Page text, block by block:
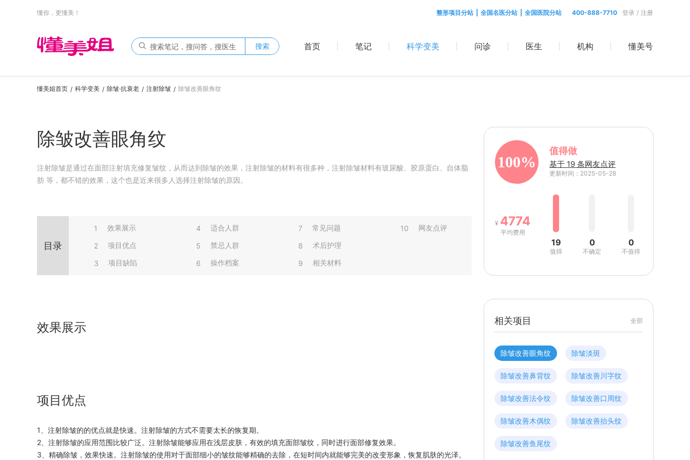
懂你，更懂美！ 整形项目分站 全国名医分站 全国医院分站 400-888-7710 登录 / 注册
搜索 首页 笔记 科学变美 问诊 医生 机构 懂美号
懂美姐首页 / 科学变美 / 除皱·抗衰老 / 注射除皱 / 除皱改善眼角纹
除皱改善眼角纹
注射除皱是通过在面部注射填充修复皱纹，从而达到除皱的效果，注射除皱的材料有很多种，注射除皱材料有玻尿酸、胶原蛋白、自体脂
肪 等，都不错的效果，这个也是近来很多人选择注射除皱的原因。
目录
1 效果展示
2 项目优点
3 项目缺陷
4 适合人群
5 禁忌人群
6 操作档案
7 常见问题
8 术后护理
9 相关材料
10 网友点评
效果展示
项目优点
1、注射除皱的的优点就是快速。注射除皱的方式不需要太长的恢复期。
2、注射除皱的应用范围比较广泛。注射除皱能够应用在浅层皮肤，有效的填充面部皱纹，同时进行面部修复效果。
3、精确除皱，效果快速。注射除皱的使用对于面部细小的皱纹能够精确的去除，在短时间内就能够完美的改变形象，恢复肌肤的光泽。
100%
值得做
基于 19 条网友点评
更新时间：2025-05-28
¥ 4774
平均费用
19
值得
0
不确定
0
不值得
相关项目 全部
除皱改善眼角纹 除皱淡斑
除皱改善鼻背纹 除皱改善川字纹
除皱改善法令纹 除皱改善口周纹
除皱改善木偶纹 除皱改善抬头纹
除皱改善鱼尾纹